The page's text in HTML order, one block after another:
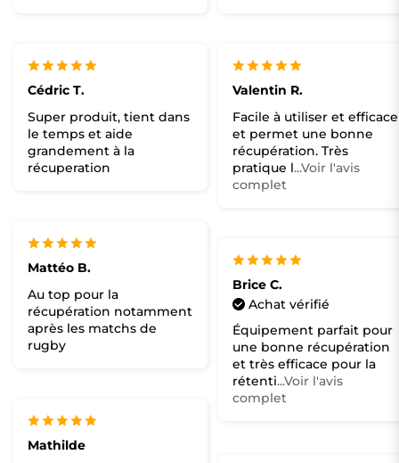
Cédric T.
Super produit, tient dans
le temps et aide
grandement à la
récuperation
Valentin R.
Facile à utiliser et efficace
et permet une bonne
récupération. Très
pratique l...Voir l'avis
complet
Mattéo B.
Au top pour la
récupération notamment
après les matchs de
rugby
Brice C.
Achat vérifié
Équipement parfait pour
une bonne récupération
et très efficace pour la
rétenti...Voir l'avis
complet
Mathilde